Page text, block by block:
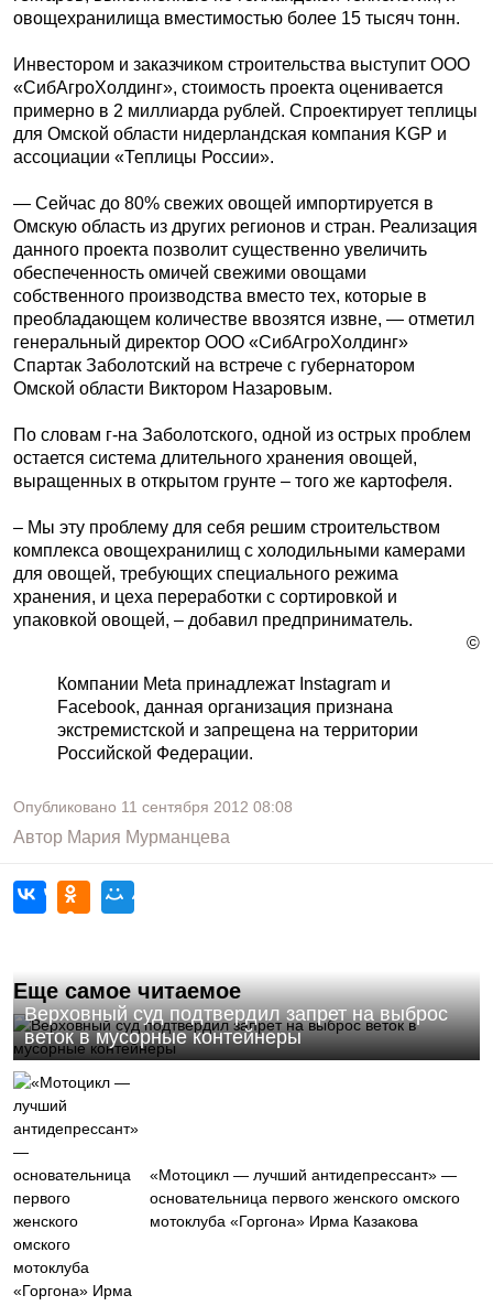
овощехранилища вместимостью более 15 тысяч тонн.
Инвестором и заказчиком строительства выступит ООО
«СибАгроХолдинг», стоимость проекта оценивается
примерно в 2 миллиарда рублей. Спроектирует теплицы
для Омской области нидерландская компания KGP и
ассоциации «Теплицы России».
— Сейчас до 80% свежих овощей импортируется в
Омскую область из других регионов и стран. Реализация
данного проекта позволит существенно увеличить
обеспеченность омичей свежими овощами
собственного производства вместо тех, которые в
преобладающем количестве ввозятся извне, — отметил
генеральный директор ООО «СибАгроХолдинг»
Спартак Заболотский на встрече с губернатором
Омской области Виктором Назаровым.
По словам г-на Заболотского, одной из острых проблем
остается система длительного хранения овощей,
выращенных в открытом грунте – того же картофеля.
– Мы эту проблему для себя решим строительством
комплекса овощехранилищ с холодильными камерами
для овощей, требующих специального режима
хранения, и цеха переработки с сортировкой и
упаковкой овощей, – добавил предприниматель.
©
Компании Meta принадлежат Instagram и
Facebook, данная организация признана
экстремистской и запрещена на территории
Российской Федерации.
Опубликовано 11 сентября 2012 08:08
Автор Мария Мурманцева
Еще самое читаемое
Верховный суд подтвердил запрет на выброс
веток в мусорные контейнеры
«Мотоцикл — лучший антидепрессант» —
основательница первого женского омского
мотоклуба «Горгона» Ирма Казакова